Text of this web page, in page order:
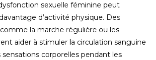
sexuelle féminine peut
d’activité physique. Des
la marche régulière ou les
aider à stimuler la circulation sanguine
corporelles pendant les